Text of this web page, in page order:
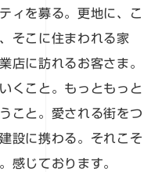
ィを募る。更地に、こ
そこに住まわれる家
店に訪れるお客さま。
くこと。もっともっと
こと。愛される街をつ
設に携わる。それこそ
感じております。